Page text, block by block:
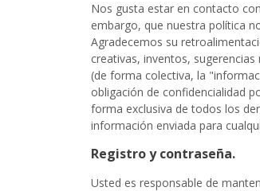
Nos gusta estar en contacto
embargo, que nuestra política
Agradecemos su
creativas, inventos,
(de forma colectiva, la
obligación de confidencialidad
forma exclusiva de todos los
información enviada para
Registro y contraseña.
Usted es responsable de